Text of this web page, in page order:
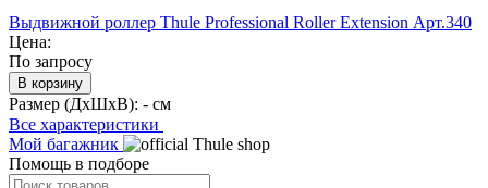
Выдвижной роллер Thule Professional Roller Extension Арт.340
Цена:
По запросу
В корзину
Размер (ДхШхВ): - см
Все характеристики
Мой багажник
Помощь в подборе